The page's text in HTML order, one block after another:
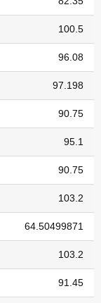
100.5
96.08
97.198
90.75
95.1
90.75
103.2
64.50499871
103.2
91.45